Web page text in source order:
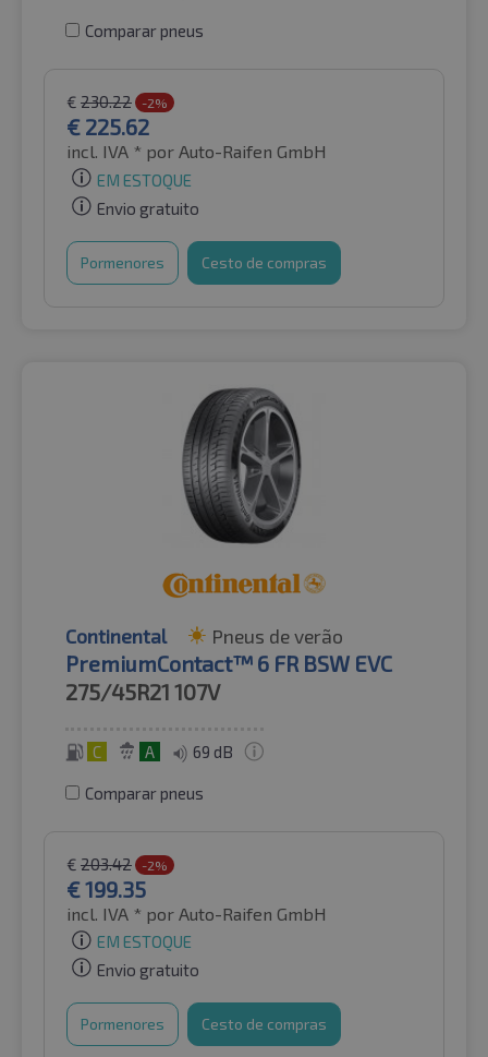
Comparar pneus
€ 230.22 -2%
€ 225.62
incl. IVA * por Auto-Raifen GmbH
EM ESTOQUE
Envio gratuito
Pormenores Cesto de compras
Continental Pneus de verão
PremiumContact™ 6 FR BSW EVC
275/45R21 107V
C A 69 dB
Comparar pneus
€ 203.42 -2%
€199.35
incl. IVA * por Auto-Raifen GmbH
EM ESTOQUE
Envio gratuito
Pormenores Cesto de compras